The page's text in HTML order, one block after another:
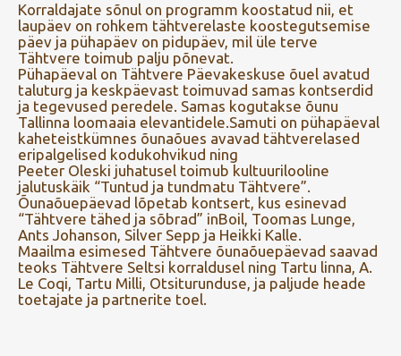
Korraldajate sõnul on programm koostatud nii, et
laupäev on rohkem tähtverelaste koostegutsemise
päev ja pühapäev on pidupäev, mil üle terve
Tähtvere toimub palju põnevat.
Pühapäeval on Tähtvere Päevakeskuse õuel avatud
taluturg ja keskpäevast toimuvad samas kontserdid
ja tegevused peredele. Samas kogutakse õunu
Tallinna loomaaia elevantidele.Samuti on pühapäeval
kaheteistkümnes õunaõues avavad tähtverelased
eripalgelised kodukohvikud ning
Peeter Oleski juhatusel toimub kultuurilooline
jalutuskäik “Tuntud ja tundmatu Tähtvere”.
Õunaõuepäevad lõpetab kontsert, kus esinevad
“Tähtvere tähed ja sõbrad” inBoil, Toomas Lunge,
Ants Johanson, Silver Sepp ja Heikki Kalle.
Maailma esimesed Tähtvere õunaõuepäevad saavad
teoks Tähtvere Seltsi korraldusel ning Tartu linna, A.
Le Coqi, Tartu Milli, Otsiturunduse, ja paljude heade
toetajate ja partnerite toel.